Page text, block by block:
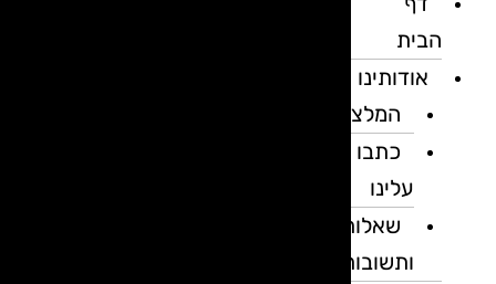
הבית
אודותינו
המלצות
כתבו
עלינו
שאלות
ותשובות